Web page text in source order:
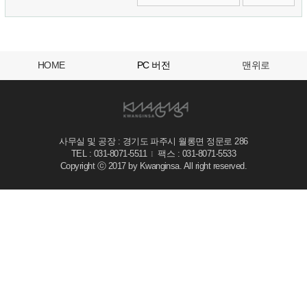
HOME PC 버전 맨위로
사무실 및 공장 : 경기도 파주시 월롱면 정문로 286
TEL : 031-8071-5511
I
팩스 : 031-8071-5533
Copyright ⓒ 2017 by Kwanginsa. All right reserved.